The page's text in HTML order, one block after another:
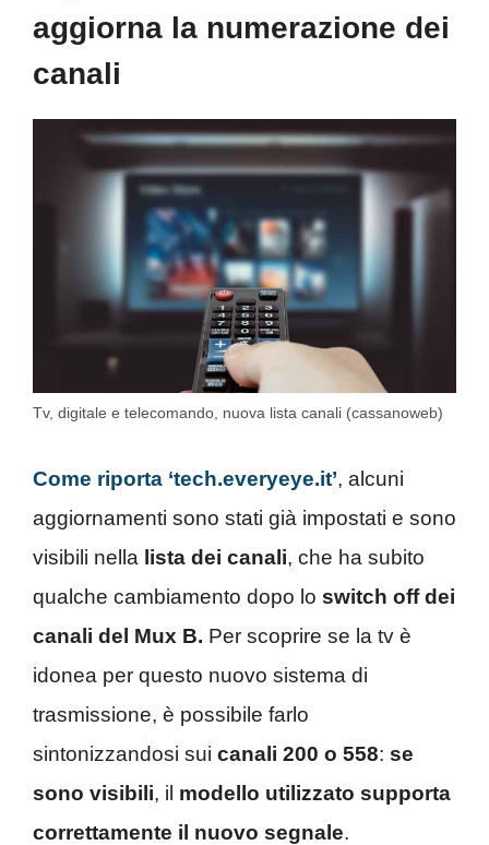
aggiorna la numerazione dei
canali
Tv, digitale e telecomando, nuova lista canali (cassanoweb)
Come riporta ‘tech.everyeye.it’, alcuni
aggiornamenti sono stati già impostati e sono
visibili nella lista dei canali, che ha subito
qualche cambiamento dopo lo switch off dei
canali del Mux B. Per scoprire se la tv è
idonea per questo nuovo sistema di
trasmissione, è possibile farlo
sintonizzandosi sui canali 200 o 558: se
sono visibili, il modello utilizzato supporta
correttamente il nuovo segnale.